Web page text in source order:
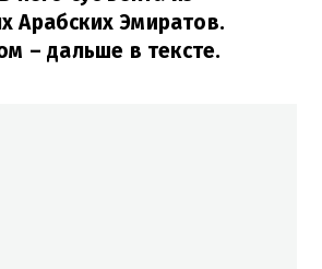
Арабских Эмиратов.
– дальше в тексте.